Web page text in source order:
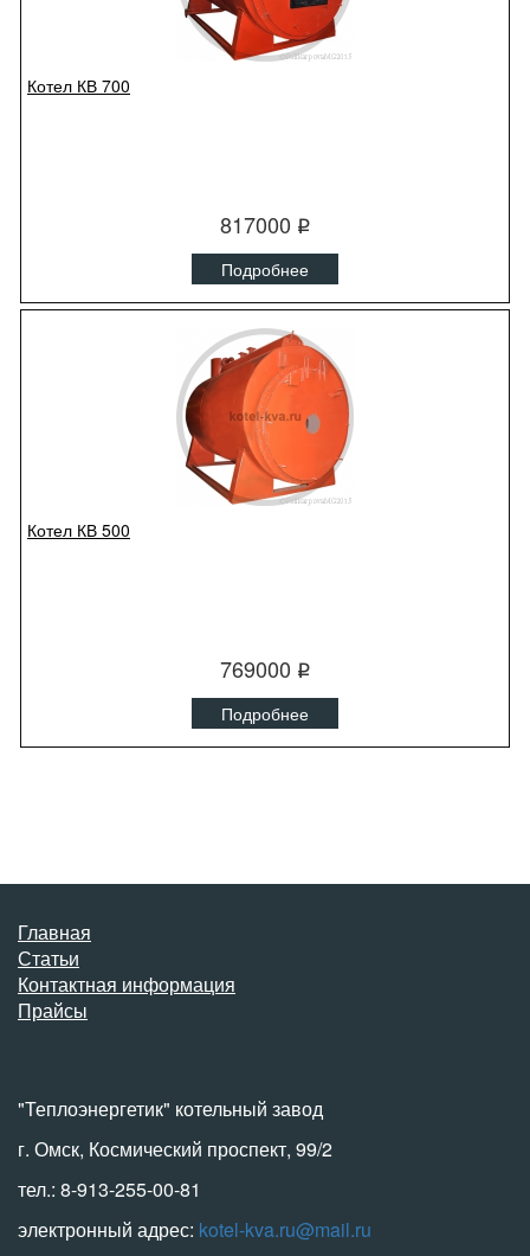
Котел КВ 700
817000 q
Подробнее
Котел КВ 500
769000 q
Подробнее
Главная
Статьи
Контактная информация
Прайсы
"Теплоэнергетик" котельный завод
г. Омск, Космический проспект, 99/2
тел.: 8-913-255-00-81
электронный адрес: kotel-kva.ru@mail.ru